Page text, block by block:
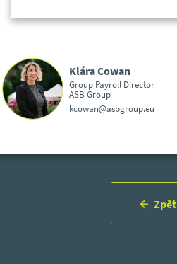
Klára Cowan
Group Payroll Director
ASB Group
kcowan@asbgroup.eu
Zpět